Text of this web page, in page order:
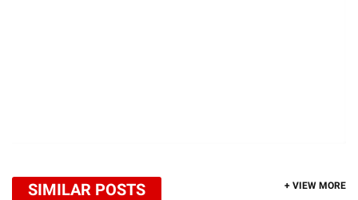
SIMILAR POSTS + VIEW MORE